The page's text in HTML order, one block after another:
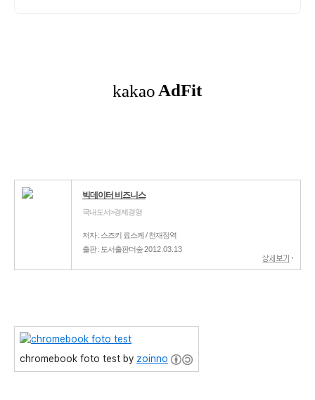
빅데이터 비즈니스
국내도서>경제경영
저자 : 스즈키 료스케 / 천재정역
출판 : 도서출판더숲2012.03.13
chromebook foto test by zoinno